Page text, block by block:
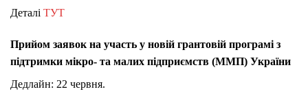
Деталі ТУТ
Прийом заявок на участь у новій грантовій програмі з
підтримки мікро- та малих підприємств (ММП) України
Дедлайн: 22 червня.